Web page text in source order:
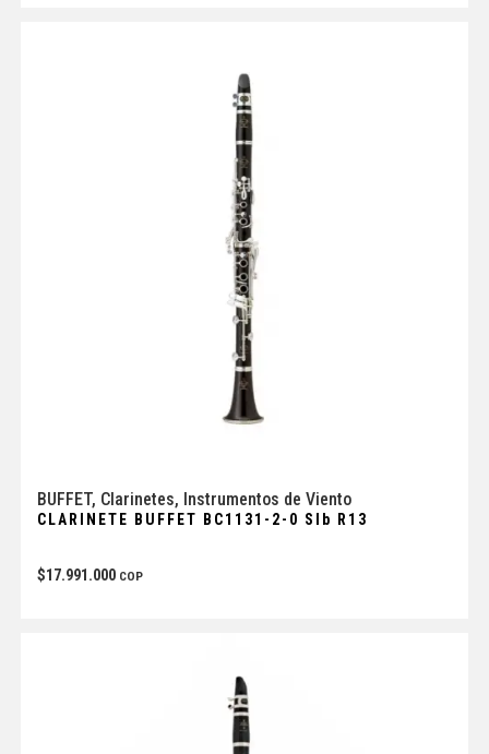
BUFFET, Clarinetes, Instrumentos de Viento
CLARINETE BUFFET BC1131-2-0 SIb R13
$17.991.000 COP